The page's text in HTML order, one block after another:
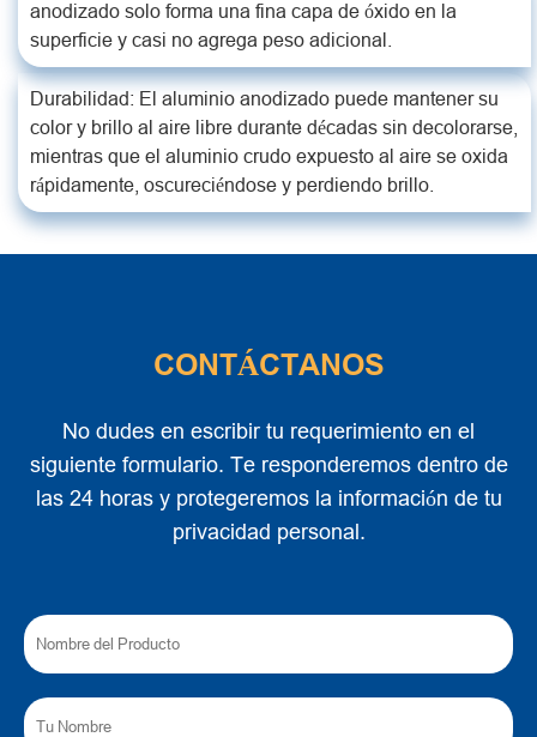
anodizado solo forma una fina capa de óxido en la
superficie y casi no agrega peso adicional.
Durabilidad: El aluminio anodizado puede mantener su
color y brillo al aire libre durante décadas sin decolorarse,
mientras que el aluminio crudo expuesto al aire se oxida
rápidamente, oscureciéndose y perdiendo brillo.
CONTÁCTANOS
No dudes en escribir tu requerimiento en el
siguiente formulario. Te responderemos dentro de
las 24 horas y protegeremos la información de tu
privacidad personal.